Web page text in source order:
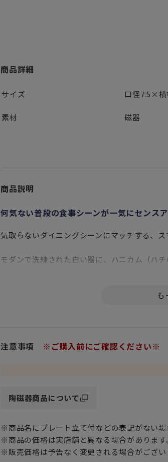
商品詳細
サイズ 口径7.5×
素材 磁器
商品説明
何気ない普段の食事シーンが一気にセンス
気取らないダイニングシーンにマッチする、
モダンで洗練された白い器に、ハニカム（ハ
せやすく、カジュアルからフォーマルまでお
注意事項 ※ご購入前にご確認ください※
陶磁器商品について
※商品名にプレート立て付などの表記がない場
※商品の価格は実店舗と異なる場合があります
※販売価格は予告なく変更される場合がござい